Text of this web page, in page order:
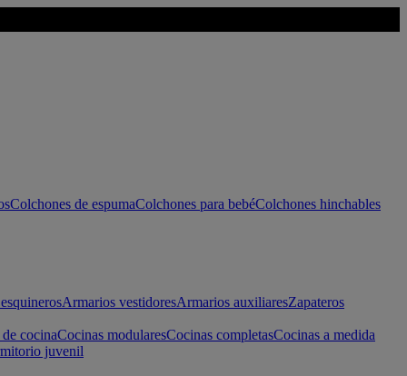
Colchones de espumaColchones para bebéColchones hinchables
Armarios vestidoresArmarios auxiliaresZapateros
cocinaCocinas modularesCocinas completasCocinas a medida
juvenil